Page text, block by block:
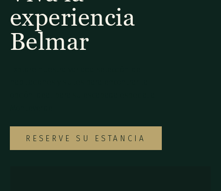
experiencia
Belmar
RESERVE SU ESTANCIA